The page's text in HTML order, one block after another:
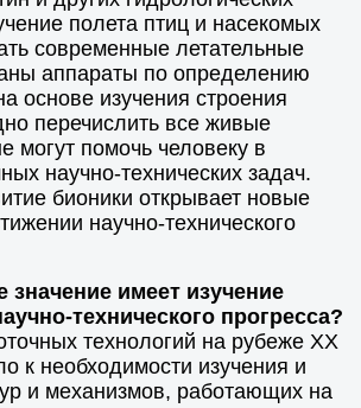
полета птиц и насекомых
современные летательные
аппараты по определению
основе изучения строения
перечислить все живые
могут помочь человеку в
научно-технических задач.
бионики открывает новые
научно-технического
значение имеет изучение
технического прогресса?
технологий на рубеже XX
к необходимости изучения и
и механизмов, работающих на